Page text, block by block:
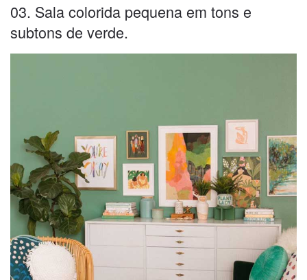
03. Sala colorida pequena em tons e
subtons de verde.